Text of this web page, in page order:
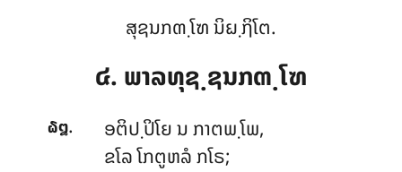
ສຸຊນກຓ຺ໂຑ ນິຏ຺ຐິໂຕ.
໔. ພາລທຸຊ຺ຊນກຓ຺ໂຑ
໖໘.
ອຕິປ຺ປິໂຍ ນ ກາຕພ຺ໂພ,
ຂໂລ ໂກຕູຫລໍ ກໂຣ;